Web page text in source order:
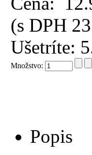
(s DPH
Ušetríte:
Množstvo:
Popis